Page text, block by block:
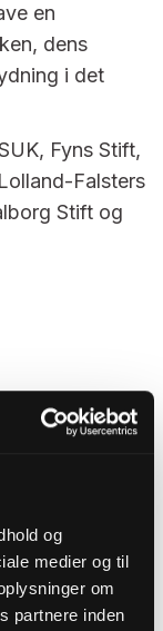
og
medier og til
om
partnere inden
en
dens
i det
Fyns Stift,
Falsters
Stift og
red.
Forlags